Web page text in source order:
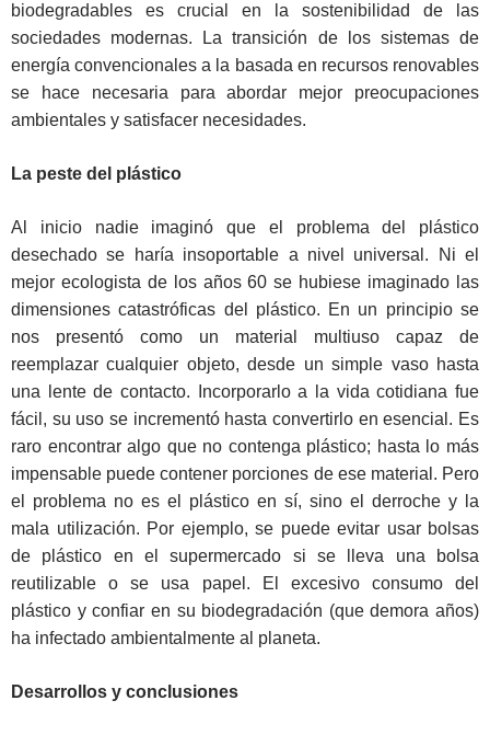
biodegradables es crucial en la sostenibilidad de las
sociedades modernas. La transición de los sistemas de
energía convencionales a la basada en recursos renovables
se hace necesaria para abordar mejor preocupaciones
ambientales y satisfacer necesidades.
La peste del plástico
Al inicio nadie imaginó que el problema del plástico
desechado se haría insoportable a nivel universal. Ni el
mejor ecologista de los años 60 se hubiese imaginado las
dimensiones catastróficas del plástico. En un principio se
nos presentó como un material multiuso capaz de
reemplazar cualquier objeto, desde un simple vaso hasta
una lente de contacto. Incorporarlo a la vida cotidiana fue
fácil, su uso se incrementó hasta convertirlo en esencial. Es
raro encontrar algo que no contenga plástico; hasta lo más
impensable puede contener porciones de ese material. Pero
el problema no es el plástico en sí, sino el derroche y la
mala utilización. Por ejemplo, se puede evitar usar bolsas
de plástico en el supermercado si se lleva una bolsa
reutilizable o se usa papel. El excesivo consumo del
plástico y confiar en su biodegradación (que demora años)
ha infectado ambientalmente al planeta.
Desarrollos y conclusiones